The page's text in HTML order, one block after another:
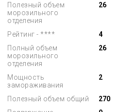
Полезный объем
морозильного
отделения
26
Рейтинг - ****
4
Полный объем
морозильного
отделения
26
Мощность
замораживания
2
Полезный объем общий
270